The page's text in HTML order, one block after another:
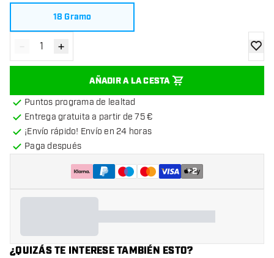
18 Gramo
Disminuir cantidad
- Aumentar cantidad
+
AÑADIR A LA CESTA
Puntos programa de lealtad
Entrega gratuita a partir de 75 €
¡Envío rápido! Envío en 24 horas
Paga después
+2
¿QUIZÁS TE INTERESE TAMBIÉN ESTO?